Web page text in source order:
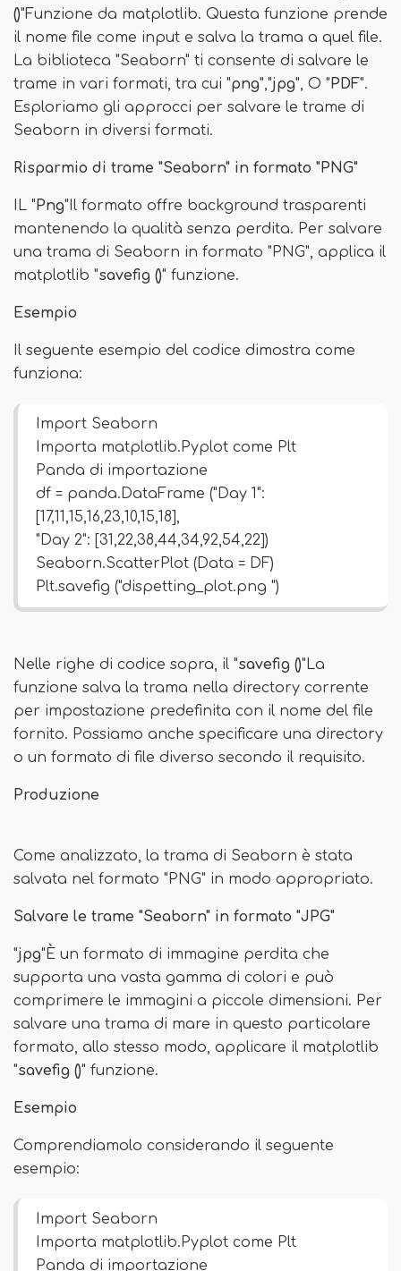
()"Funzione da matplotlib. Questa funzione prende
il nome file come input e salva la trama a quel file.
La biblioteca "Seaborn" ti consente di salvare le
trame in vari formati, tra cui "png","jpg", O "PDF".
Esploriamo gli approcci per salvare le trame di
Seaborn in diversi formati.
Risparmio di trame "Seaborn" in formato "PNG"
IL "Png"Il formato offre background trasparenti
mantenendo la qualità senza perdita. Per salvare
una trama di Seaborn in formato "PNG", applica il
matplotlib "savefig ()" funzione.
Esempio
Il seguente esempio del codice dimostra come
funziona:
Import Seaborn
Importa matplotlib.Pyplot come Plt
Panda di importazione
df = panda.DataFrame ("Day 1":
[17,11,15,16,23,10,15,18],
"Day 2": [31,22,38,44,34,92,54,22])
Seaborn.ScatterPlot (Data = DF)
Plt.savefig ("dispetting_plot.png ")
Nelle righe di codice sopra, il "savefig ()"La
funzione salva la trama nella directory corrente
per impostazione predefinita con il nome del file
fornito. Possiamo anche specificare una directory
o un formato di file diverso secondo il requisito.
Produzione
Come analizzato, la trama di Seaborn è stata
salvata nel formato "PNG" in modo appropriato.
Salvare le trame "Seaborn" in formato "JPG"
"jpg"È un formato di immagine perdita che
supporta una vasta gamma di colori e può
comprimere le immagini a piccole dimensioni. Per
salvare una trama di mare in questo particolare
formato, allo stesso modo, applicare il matplotlib
"savefig ()" funzione.
Esempio
Comprendiamolo considerando il seguente
esempio:
Import Seaborn
Importa matplotlib.Pyplot come Plt
Panda di importazione